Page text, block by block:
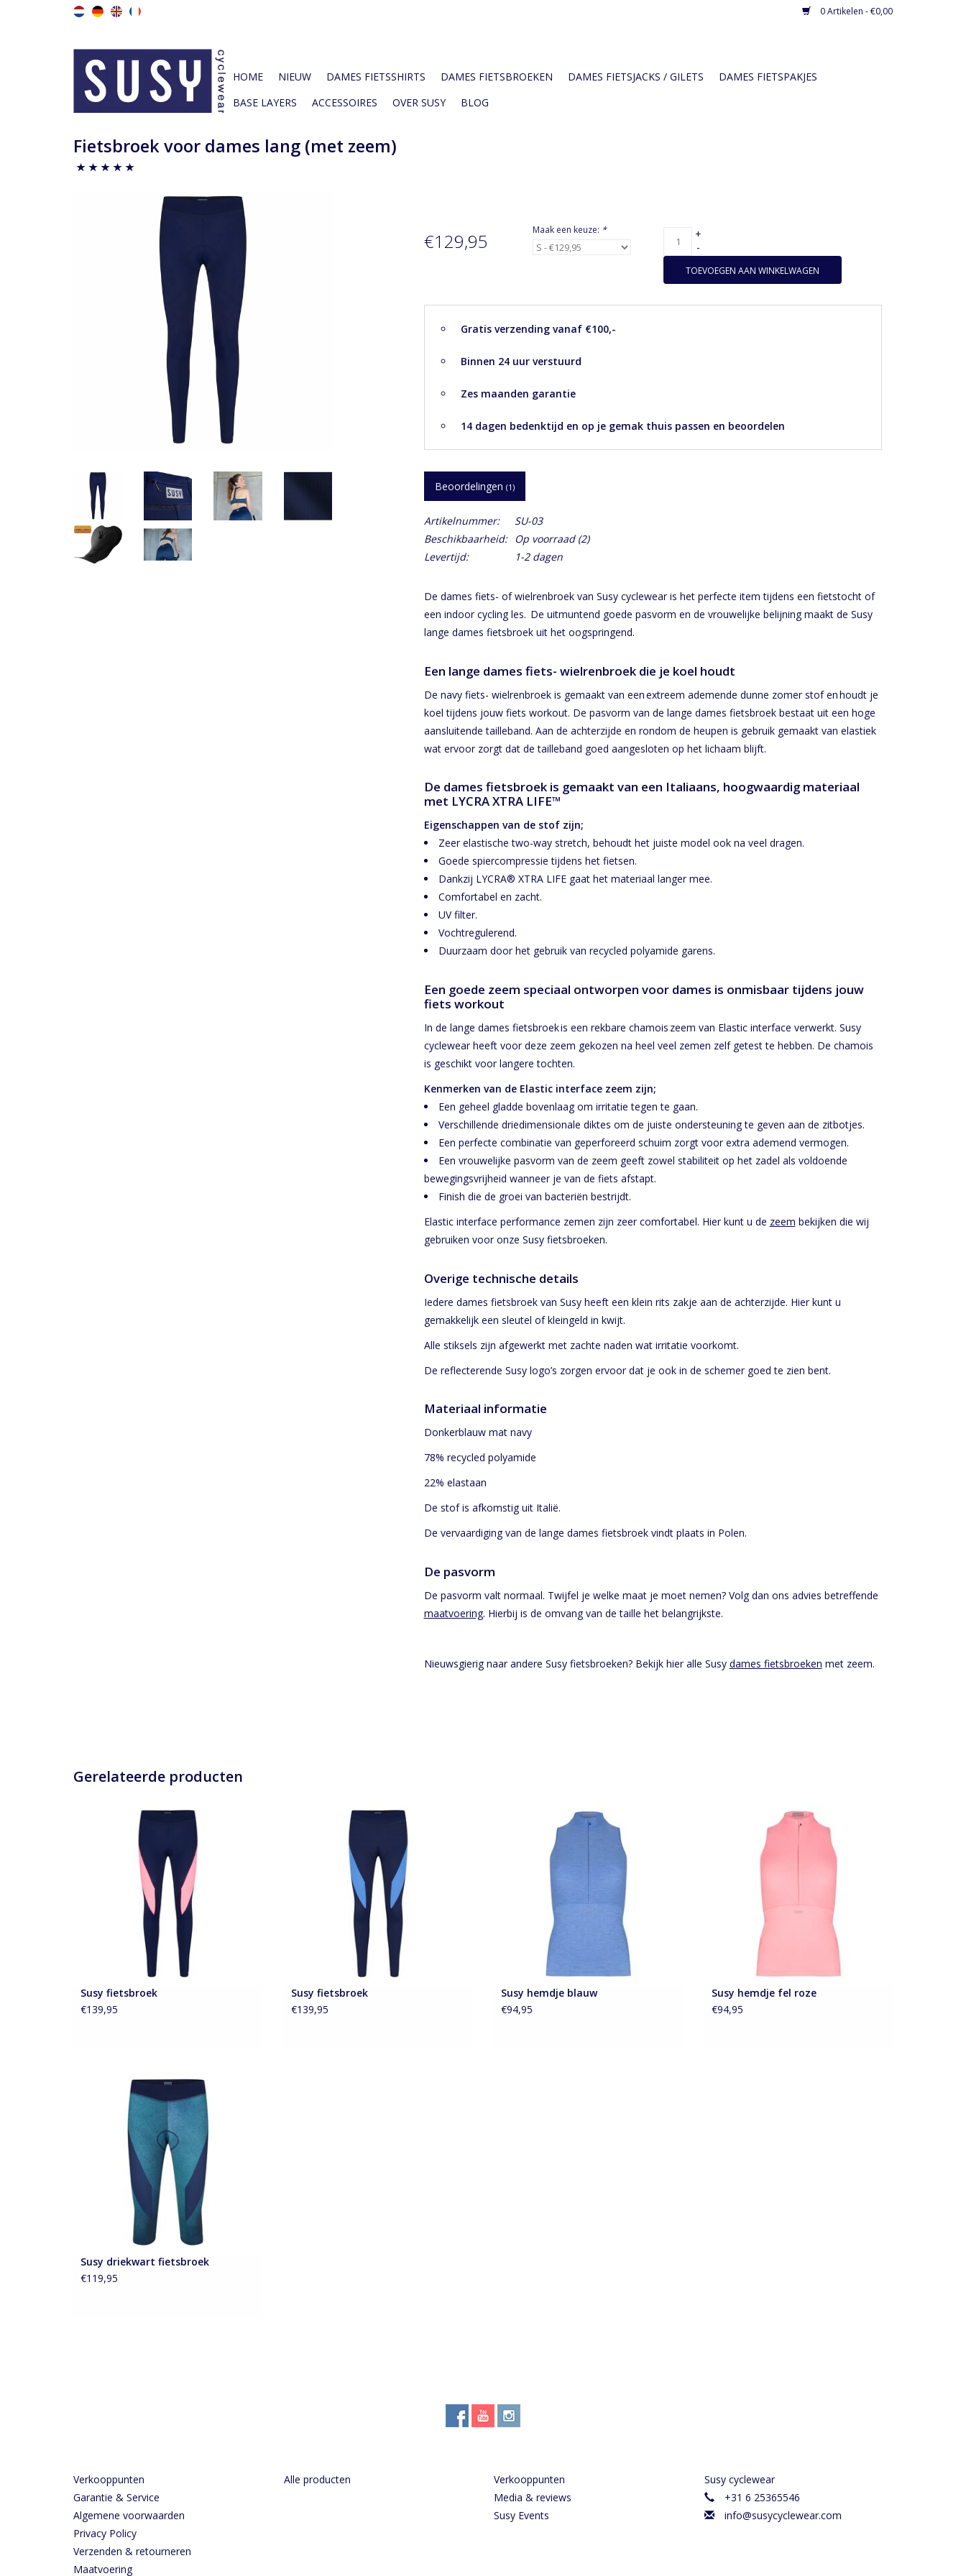
0 Artikelen - €0,00
HOME NIEUW DAMES FIETSSHIRTS DAMES FIETSBROEKEN DAMES FIETSJACKS / GILETS
DAMES FIETSPAKJES
BASE LAYERS
ACCESSOIRES OVER SUSY BLOG
Fietsbroek voor dames lang (met zeem)
€129,95 Maak een keuze: *
+
-
TOEVOEGEN AAN WINKELWAGEN
Gratis verzending vanaf €100,-
Binnen 24 uur verstuurd
Zes maanden garantie
14 dagen bedenktijd en op je gemak thuis passen en beoordelen
Beoordelingen (1)
Artikelnummer:
SU-03
Beschikbaarheid:
Op voorraad(2)
Levertijd:
1-2 dagen
De dames fiets- of wielrenbroek van Susy cyclewear is het perfecte item tijdens een fietstocht of
een indoor cycling les. De uitmuntend goede pasvorm en de vrouwelijke belijning maakt de Susy
lange dames fietsbroek uit het oogspringend.
Een lange dames fiets- wielrenbroek die je koel houdt
De navy fiets- wielrenbroek is gemaakt van een extreem ademende dunne zomer stof en houdt je
koel tijdens jouw fiets workout. De pasvorm van de lange dames fietsbroek bestaat uit een hoge
aansluitende tailleband. Aan de achterzijde en rondom de heupen is gebruik gemaakt van elastiek
wat ervoor zorgt dat de tailleband goed aangesloten op het lichaam blijft.
De dames fietsbroek is gemaakt van een Italiaans, hoogwaardig materiaal
met LYCRA XTRA LIFE™
Eigenschappen van de stof zijn;
Zeer elastische two-way stretch, behoudt het juiste model ook na veel dragen.
Goede spiercompressie tijdens het fietsen.
Dankzij LYCRA® XTRA LIFE gaat het materiaal langer mee.
Comfortabel en zacht.
UV filter.
Vochtregulerend.
Duurzaam door het gebruik van recycled polyamide garens.
Een goede zeem speciaal ontworpen voor dames is onmisbaar tijdens jouw
fiets workout
In de lange dames fietsbroek is een rekbare chamois zeem van Elastic interface verwerkt. Susy
cyclewear heeft voor deze zeem gekozen na heel veel zemen zelf getest te hebben. De chamois
is geschikt voor langere tochten.
Kenmerken van de Elastic interface zeem zijn;
Een geheel gladde bovenlaag om irritatie tegen te gaan.
Verschillende driedimensionale diktes om de juiste ondersteuning te geven aan de zitbotjes.
Een perfecte combinatie van geperforeerd schuim zorgt voor extra ademend vermogen.
Een vrouwelijke pasvorm van de zeem geeft zowel stabiliteit op het zadel als voldoende
bewegingsvrijheid wanneer je van de fiets afstapt.
Finish die de groei van bacteriën bestrijdt.
Elastic interface performance zemen zijn zeer comfortabel. Hier kunt u de zeem bekijken die wij
gebruiken voor onze Susy fietsbroeken.
Overige technische details
Iedere dames fietsbroek van Susy heeft een klein rits zakje aan de achterzijde. Hier kunt u
gemakkelijk een sleutel of kleingeld in kwijt.
Alle stiksels zijn afgewerkt met zachte naden wat irritatie voorkomt.
De reflecterende Susy logo’s zorgen ervoor dat je ook in de schemer goed te zien bent.
Materiaal informatie
Donkerblauw mat navy
78% recycled polyamide
22% elastaan
De stof is afkomstig uit Italië.
De vervaardiging van de lange dames fietsbroek vindt plaats in Polen.
De pasvorm
De pasvorm valt normaal. Twijfel je welke maat je moet nemen? Volg dan ons advies betreffende
maatvoering. Hierbij is de omvang van de taille het belangrijkste.
Nieuwsgierig naar andere Susy fietsbroeken? Bekijk hier alle Susy dames fietsbroeken met zeem.
Gerelateerde producten
Lange Susy fietsbroek, met unieke
vrouwelijke belijning
TOEVOEGEN AAN WINKELWAGEN
Susy fietsbroek
€139,95
Lange dames fietsbroek, met unieke
vrouwelijke belijning
TOEVOEGEN AAN WINKELWAGEN
Susy fietsbroek
€139,95
Mouwloos Susy fietshemdje
TOEVOEGEN AAN WINKELWAGEN
Susy hemdje blauw
€94,95
Susy mouwloos fietstopje gemaakt van
Susy hemdje fel roze
€94,95
Stoere Susy dames fietsbroek met spray
effect in zeeblauw
TOEVOEGEN AAN WINKELWAGEN
Susy driekwart fietsbroek
€119,95
Verkooppunten
Garantie & Service
Algemene voorwaarden
Privacy Policy
Verzenden & retourneren
Maatvoering
Alle producten
Verkooppunten
Media & reviews
Susy Events
Susy cyclewear
+31 6 25365546
info@susycyclewear.com